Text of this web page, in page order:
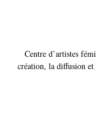
Centre d’artistes
création, la diffusion